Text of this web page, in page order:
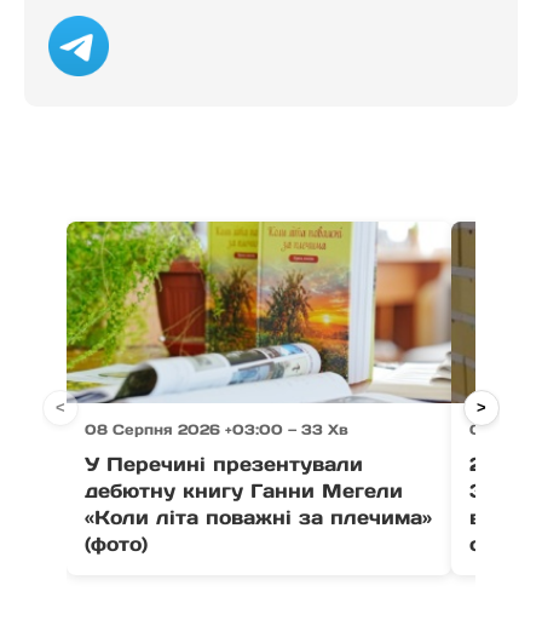
08 Серпня 2026 +03:00 — 33 Хв
У Перечині презентували
дебютну книгу Ганни Мегели
«Коли літа поважні за плечима»
(фото)
08
21
< >